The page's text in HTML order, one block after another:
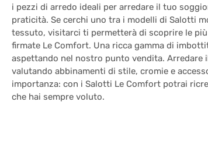
i pezzi di arredo ideali per arredare il tuo
praticità. Se cerchi uno tra i modelli di Salotti
tessuto, visitarci ti permetterà di scoprire le
firmate Le Comfort. Una ricca gamma di
aspettando nel nostro punto vendita. Arredare
valutando abbinamenti di stile, cromie e
importanza: con i Salotti Le Comfort potrai
che hai sempre voluto.